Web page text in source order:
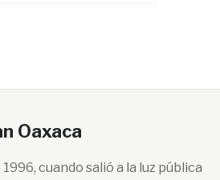
Oaxaca
cuando salió a la luz pública